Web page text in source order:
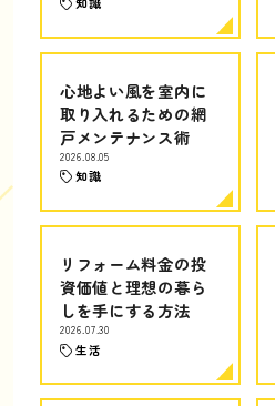
心地よい風を室内に
取り入れるための網
戸メンテナンス術
2026.08.05
知識
リフォーム料金の投
資価値と理想の暮ら
しを手にする方法
2026.07.30
生活